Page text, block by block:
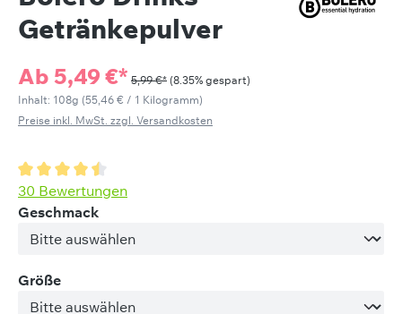
Getränkepulver
Ab 5,49 €* 5,99 €* (8.35% gespart)
Inhalt: 108g (55,46 € / 1 Kilogramm)
Preise inkl. MwSt. zzgl. Versandkosten
Durchschnittliche Bewertung von 4.6 von 5 Sternen
30 Bewertungen
Geschmackauswählen
Größeauswählen